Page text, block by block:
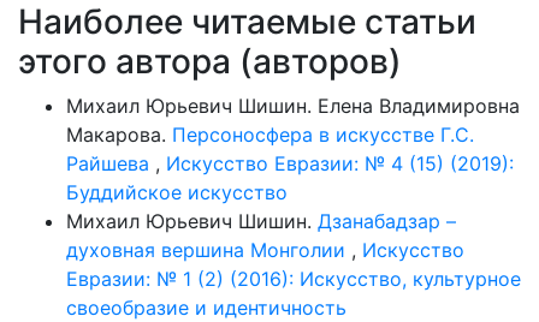
Наиболее читаемые статьи
этого автора (авторов)
Михаил Юрьевич Шишин. Елена Владимировна
Макарова. Персоносфера в искусстве Г.С.
Райшева , Искусство Евразии: № 4 (15) (2019):
Буддийское искусство
Михаил Юрьевич Шишин. Дзанабадзар –
духовная вершина Монголии , Искусство
Евразии: № 1 (2) (2016): Искусство, культурное
своеобразие и идентичность